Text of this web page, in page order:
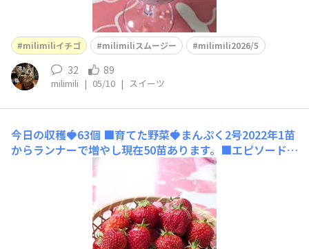
milimiliイチゴ milimiliスムージー milimili2026/5
32 89
milimili | 05/10 | スイーツ
今日の収穫🍓63個 ■育てた野菜🍓まんぷく2号2022年1苗
からランナーで増やし現在50苗あります。■エピソードや
工夫ポイント5月に入ってから鳥さんと戦いながら少しず
つ収穫できてきました🍓🍓🍓昨日は50個🎶シュークリー
ムに挟みました😋今日の収穫は63 個‼️今日はイチゴをた
くさん消費できるイチゴスムージーを作りました🤗